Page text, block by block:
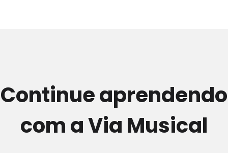
Continue aprendendo
com a Via Musical